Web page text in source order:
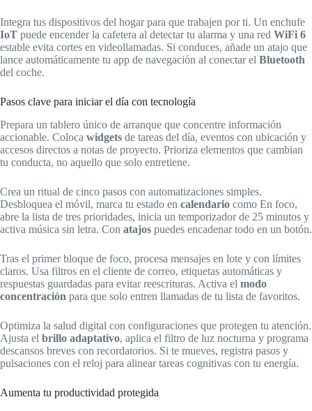
Integra tus dispositivos del hogar para que trabajen por ti. Un enchufe
IoT puede encender la cafetera al detectar tu alarma y una red WiFi 6
estable evita cortes en videollamadas. Si conduces, añade un atajo que
lance automáticamente tu app de navegación al conectar el Bluetooth
del coche.
Pasos clave para iniciar el día con tecnología
Prepara un tablero único de arranque que concentre información
accionable. Coloca widgets de tareas del día, eventos con ubicación y
accesos directos a notas de proyecto. Prioriza elementos que cambian
tu conducta, no aquello que solo entretiene.
Crea un ritual de cinco pasos con automatizaciones simples.
Desbloquea el móvil, marca tu estado en calendario como En foco,
abre la lista de tres prioridades, inicia un temporizador de 25 minutos y
activa música sin letra. Con atajos puedes encadenar todo en un botón.
Tras el primer bloque de foco, procesa mensajes en lote y con límites
claros. Usa filtros en el cliente de correo, etiquetas automáticas y
respuestas guardadas para evitar reescrituras. Activa el modo
concentración para que solo entren llamadas de tu lista de favoritos.
Optimiza la salud digital con configuraciones que protegen tu atención.
Ajusta el brillo adaptativo, aplica el filtro de luz nocturna y programa
descansos breves con recordatorios. Si te mueves, registra pasos y
pulsaciones con el reloj para alinear tareas cognitivas con tu energía.
Aumenta tu productividad protegida